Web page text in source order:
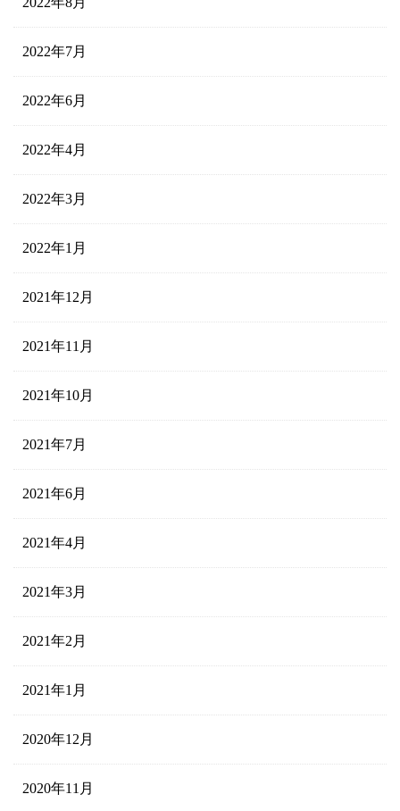
2022年7月
2022年6月
2022年4月
2022年3月
2022年1月
2021年12月
2021年11月
2021年10月
2021年7月
2021年6月
2021年4月
2021年3月
2021年2月
2021年1月
2020年12月
2020年11月